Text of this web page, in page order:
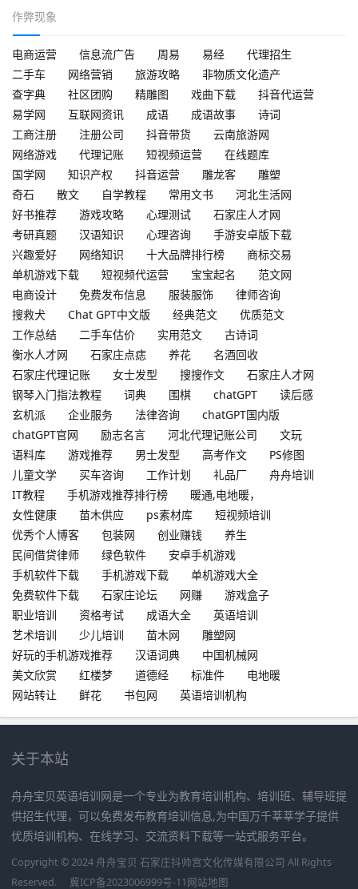
作弊现象
电商运营 信息流广告 周易 易经
代理招生
二手车
网络营销 旅游攻略
非物质文化遗产
查字典
社区团购 精雕图 戏曲下载
抖音代运营
易学网
互联网资讯 成语 成语故事
诗词
工商注册
注册公司 抖音带货
云南旅游网
网络游戏
代理记账 短视频运营
在线题库
国学网
知识产权 抖音运营 雕龙客
雕塑
奇石
散文 自学教程 常用文书
河北生活网
好书推荐
游戏攻略 心理测试
石家庄人才网
考研真题
汉语知识 心理咨询
手游安卓版下载
兴趣爱好
网络知识 十大品牌排行榜
商标交易
单机游戏下载
短视频代运营 宝宝起名
范文网
电商设计
免费发布信息 服装服饰
律师咨询
搜救犬
Chat GPT中文版 经典范文
优质范文
工作总结
二手车估价 实用范文
古诗词
衡水人才网
石家庄点痣 养花
名酒回收
石家庄代理记账
女士发型 搜搜作文
石家庄人才网
钢琴入门指法教程
词典 围棋 chatGPT
读后感
玄机派
企业服务 法律咨询
chatGPT国内版
chatGPT官网
励志名言 河北代理记账公司
文玩
语料库
游戏推荐 男士发型 高考作文
PS修图
儿童文学
买车咨询 工作计划 礼品厂
舟舟培训
IT教程
手机游戏推荐排行榜
暖通,电地暖，
女性健康
苗木供应 ps素材库
短视频培训
优秀个人博客
包装网 创业赚钱
养生
民间借贷律师
绿色软件
安卓手机游戏
手机软件下载
手机游戏下载
单机游戏大全
免费软件下载
石家庄论坛 网赚
游戏盒子
职业培训
资格考试 成语大全
英语培训
艺术培训
少儿培训 苗木网
雕塑网
好玩的手机游戏推荐
汉语词典
中国机械网
美文欣赏
红楼梦 道德经 标准件
电地暖
网站转让
鲜花 书包网 英语培训机构
关于本站
舟舟宝贝英语培训网是一个专业为教育培训机构、培训班、辅导班提
供招生代理，可以免费发布教育培训信息,为中国万千莘莘学子提供
优质培训机构、在线学习、交流资料下载等一站式服务平台。
Copyright © 2024 舟舟宝贝 石家庄抖帅宫文化传媒有限公司 All Rights
Reserved.
冀ICP备2023006999号-11网站地图